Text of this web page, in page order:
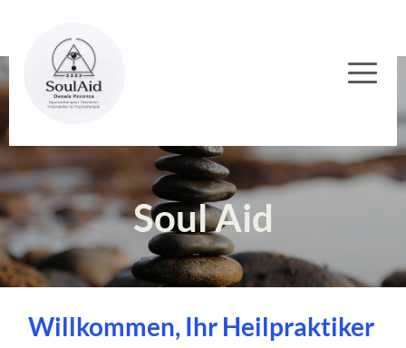
Soul Aid
Willkommen, Ihr Heilpraktiker